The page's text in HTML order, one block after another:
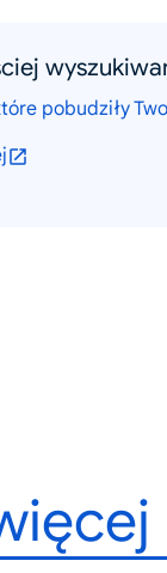
pobudziły